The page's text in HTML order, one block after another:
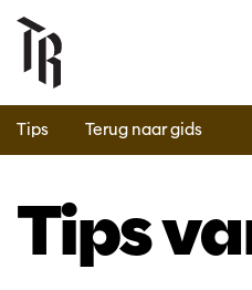
Tips Terug naar gids
Tips